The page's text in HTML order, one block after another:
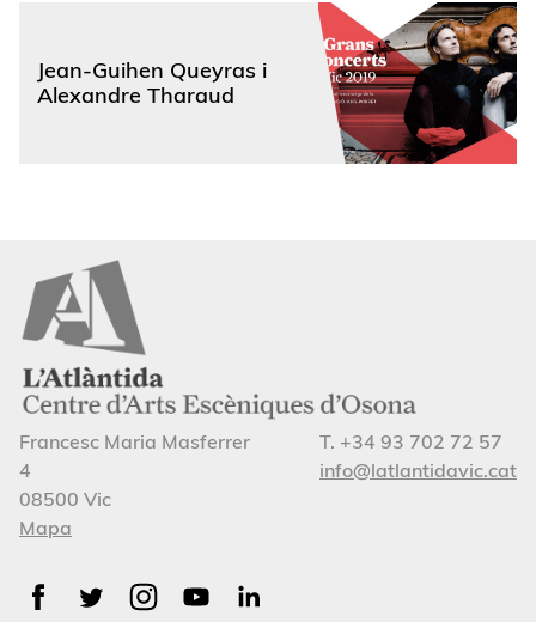
Jean-Guihen Queyras i
Alexandre Tharaud
Francesc Maria Masferrer
4
08500 Vic
Mapa
T. +34 93 702 72 57
info@latlantidavic.cat